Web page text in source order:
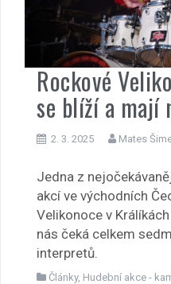
Rockové
se blíží a mají
2. 3. 2025 Mates
Jedna z
akcí ve východních
Velikonoce v
nás čeká celkem
interpretů.
Články, Hudební akce -